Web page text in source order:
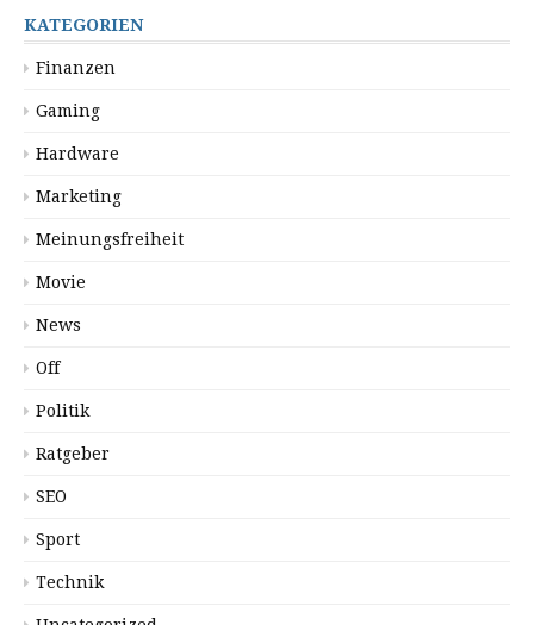
KATEGORIEN
Finanzen
Gaming
Hardware
Marketing
Meinungsfreiheit
Movie
News
Off
Politik
Ratgeber
SEO
Sport
Technik